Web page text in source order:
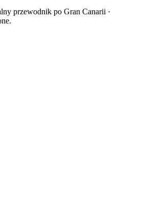
przewodnik po Gran Canarii ·